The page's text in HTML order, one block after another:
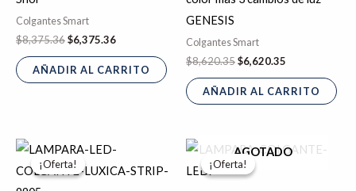
Colgantes Smart
$8,375.36$6,375.36
AÑADIR AL CARRITO
GENESIS
Colgantes Smart
$8,620.35$6,620.35
AÑADIR AL CARRITO
¡Oferta!
¡Oferta!
El
precio
original
actual
¡Oferta!
AGOTADO
¡Oferta!
El
precio
original
El
precio